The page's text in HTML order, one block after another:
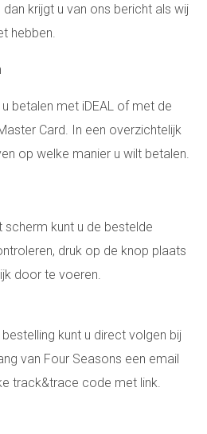
krijgt u van ons bericht als wij
hebben.
betalen met iDEAL of met de
Card. In een overzichtelijk
op welke manier u wilt betalen.
kunt u de bestelde
druk op de knop plaats
door te voeren.
kunt u direct volgen bij
van Four Seasons een email
track&trace code met link.